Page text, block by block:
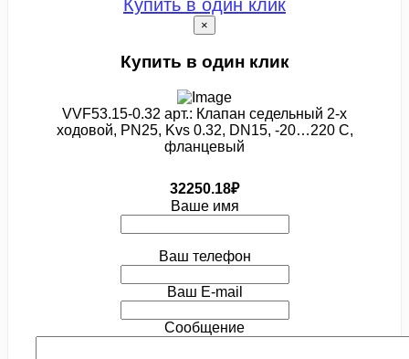
Купить в один клик
×
Купить в один клик
VVF53.15-0.32 арт.: Клапан седельный 2-х
ходовой, PN25, Kvs 0.32, DN15, -20…220 C,
фланцевый
32250.18₽
Ваше имя
Ваш телефон
Ваш E-mail
Сообщение